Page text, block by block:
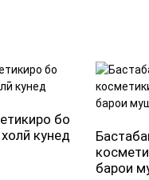
бо
кунед
барои